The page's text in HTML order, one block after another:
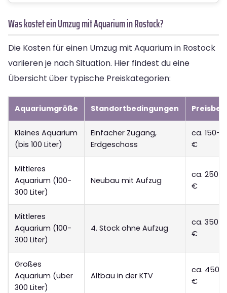
Was kostet ein Umzug mit Aquarium in Rostock?
Die Kosten für einen Umzug mit Aquarium in Rostock
variieren je nach Situation. Hier findest du eine
Übersicht über typische Preiskategorien:
Aquariumgröße Standortbedingungen
Kleines Aquarium
(bis 100 Liter)
Einfacher Zugang,
Erdgeschoss
ca. 150-
€
Mittleres
Aquarium (100-
300 Liter)
Neubau mit Aufzug
ca. 250-
€
Mittleres
Aquarium (100-
300 Liter)
4. Stock ohne Aufzug
ca. 350-
€
Großes
Aquarium (über
300 Liter)
Altbau in der KTV
ca. 450-
€